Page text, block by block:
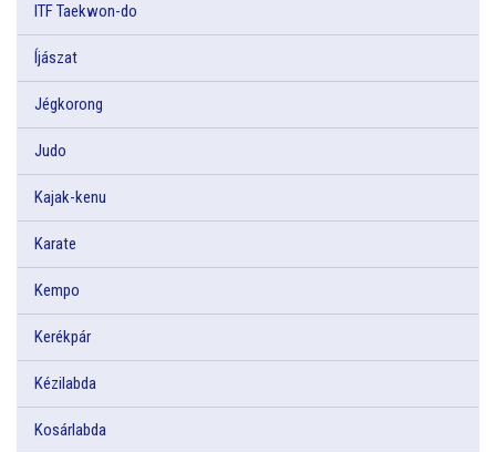
ITF Taekwon-do
Íjászat
Jégkorong
Judo
Kajak-kenu
Karate
Kempo
Kerékpár
Kézilabda
Kosárlabda